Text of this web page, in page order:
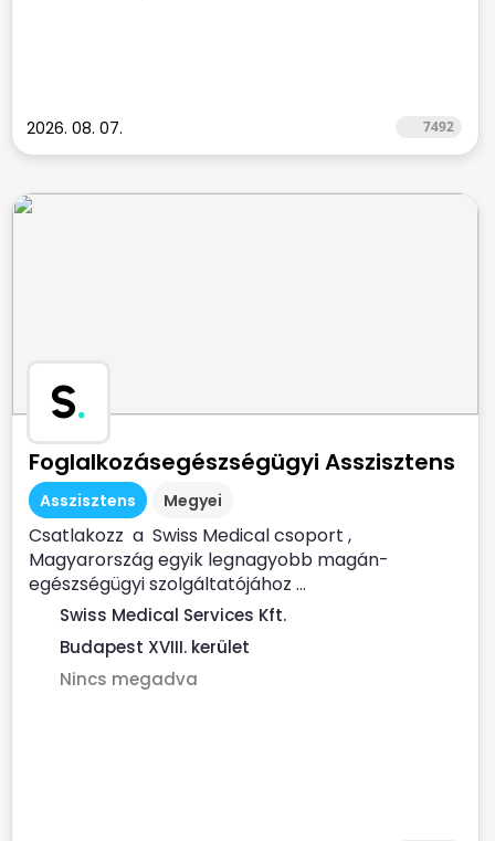
2026. 08. 07. 7492
S.
Foglalkozásegészségügyi Asszisztens
Asszisztens Megyei
Csatlakozz a Swiss Medical csoport ,
Magyarország egyik legnagyobb magán-
egészségügyi szolgáltatójához ...
Swiss Medical Services Kft.
Budapest XVIII. kerület
Nincs megadva